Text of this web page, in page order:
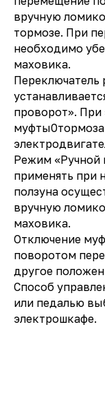
вручную
тормозе. При
необходимо
маховика.
проворот».
Режим «Ручной
применять при
ползуна
вручную
маховика.
Отключение
поворотом
другое
Способ
или педалью
электрошкафе.